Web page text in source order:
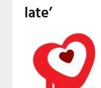
late’